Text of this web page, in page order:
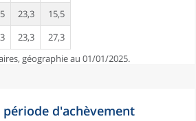
23,3
15,5
23,3
27,3
géographie au 01/01/2025.
période d'achèvement